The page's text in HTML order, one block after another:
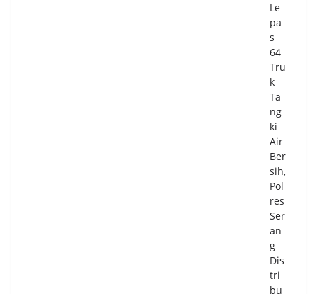
Le
pa
s
64
Tru
k
Ta
ng
ki
Air
Ber
sih,
Pol
res
Ser
an
g
Dis
tri
bu